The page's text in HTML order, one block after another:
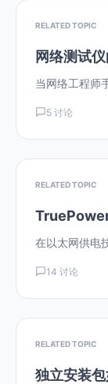
RELATED TOPIC
网络测试
当网络工程师
5 讨论
RELATED TOPIC
在以太网供电
14 讨论
RELATED TOPIC
独立安装